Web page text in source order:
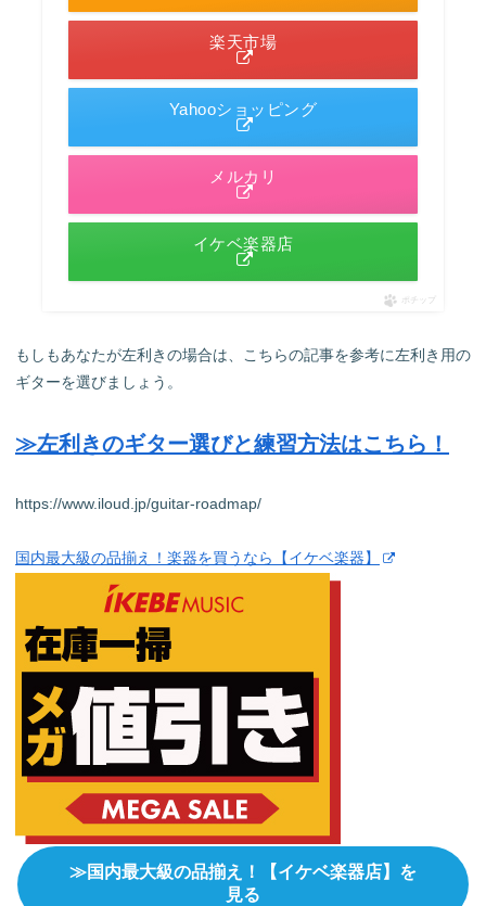
楽天市場
Yahooショッピング
メルカリ
イケベ楽器店
ポチップ
もしもあなたが左利きの場合は、こちらの記事を参考に左利き用の
ギターを選びましょう。
≫左利きのギター選びと練習方法はこちら！
https://www.iloud.jp/guitar-roadmap/
国内最大級の品揃え！楽器を買うなら【イケベ楽器】
≫国内最大級の品揃え！【イケベ楽器店】を
見る